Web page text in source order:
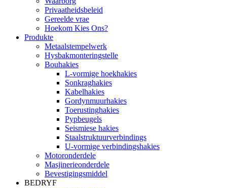
Privaatheidsbeleid
Gereelde vrae
Hoekom Kies Ons?
Produkte
Metaalstempelwerk
Hysbakmonteringstelle
Bouhakies
L-vormige hoekhakies
Sonkraghakies
Kabelhakies
Gordynmuurhakies
Toerustinghakies
Pypbeugels
Seismiese hakies
Staalstruktuurverbindings
U-vormige verbindingshakies
Motoronderdele
Masjinerieonderdele
Bevestigingsmiddel
BEDRYF